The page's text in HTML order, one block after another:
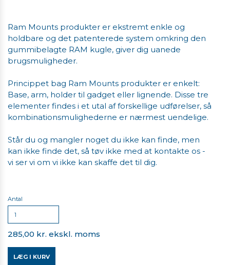
Ram Mounts produkter er ekstremt enkle og
holdbare og det patenterede system omkring den
gummibelagte RAM kugle, giver dig uanede
brugsmuligheder.
Princippet bag Ram Mounts produkter er enkelt:
Base, arm, holder til gadget eller lignende. Disse tre
elementer findes i et utal af forskellige udførelser, så
kombinationsmulighederne er nærmest uendelige.
Står du og mangler noget du ikke kan finde, men
kan ikke finde det, så tøv ikke med at kontakte os -
vi ser vi om vi ikke kan skaffe det til dig.
Antal
285,00 kr. ekskl. moms
LÆG I KURV